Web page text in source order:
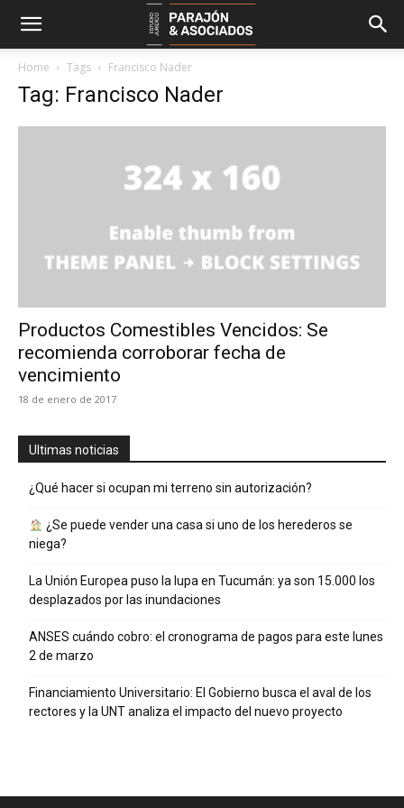
Home Tags Francisco Nader
Tag: Francisco Nader
Productos Comestibles Vencidos: Se
recomienda corroborar fecha de
vencimiento
18 de enero de 2017
Ultimas noticias
¿Qué hacer si ocupan mi terreno sin autorización?
¿Se puede vender una casa si uno de los herederos se
niega?
La Unión Europea puso la lupa en Tucumán: ya son 15.000 los
desplazados por las inundaciones
ANSES cuándo cobro: el cronograma de pagos para este lunes
2 de marzo
Financiamiento Universitario: El Gobierno busca el aval de los
rectores y la UNT analiza el impacto del nuevo proyecto